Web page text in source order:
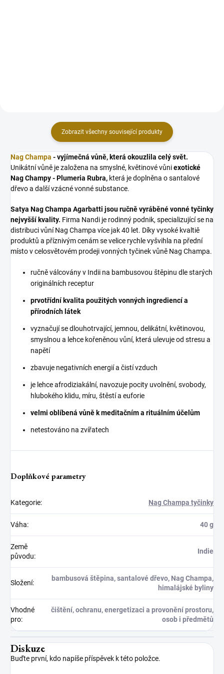
Zobrazit všechny související produkty
Nag Champa - vyjímečná vůně, která okouzlila celý svět.
Unikátní vůně je založena na smyslné, květinové vůniexotické
Nag Champy - Plumeria Rubra, která je doplněna o santalové
dřevo a další vzácné vonné substance.
Satya Nag Champa Agarbatti jsou ručně vyráběné vonné tyčinky
nejvyšší kvality. Firma Nandi je rodinný podnik, specializující se na
distribuci vůní Nag Champa více jak 40 let. Díky vysoké kvaltiě
produktů a příznivým cenám se velice rychle vyšvihla na přední
místo v celosvětovém prodeji vonných tyčinek vůně Nag Champa.
ručně válcovány v Indii na bambusovou štěpinu dle starých
originálních receptur
prvotřídní kvalita použitých vonných ingrediencí a
přírodních látek
vyznačují se dlouhotrvající, jemnou, delikátní, květinovou,
smyslnou a lehce kořeněnou vůní, která ulevuje od stresu a
napětí
zbavuje negativních energií a čistí vzduch
je lehce afrodiziakální, navozuje pocity uvolnění, svobody,
hlubokého klidu, míru, štěstí a euforie
velmi oblíbená vůně k meditačním a rituálním účelům
netestováno na zvířatech
Doplňkové parametry
Kategorie: Nag Champa tyčinky
Váha: 40 g
Země
původu:
Indie
Složení:
bambusová štěpina, santalové dřevo, Nag Champa,
himalájské byliny
Vhodné
pro:
čištění, ochranu, energetizaci a provonění prostoru,
osob i předmětů
Diskuze
Buďte první, kdo napíše příspěvek k této položce.